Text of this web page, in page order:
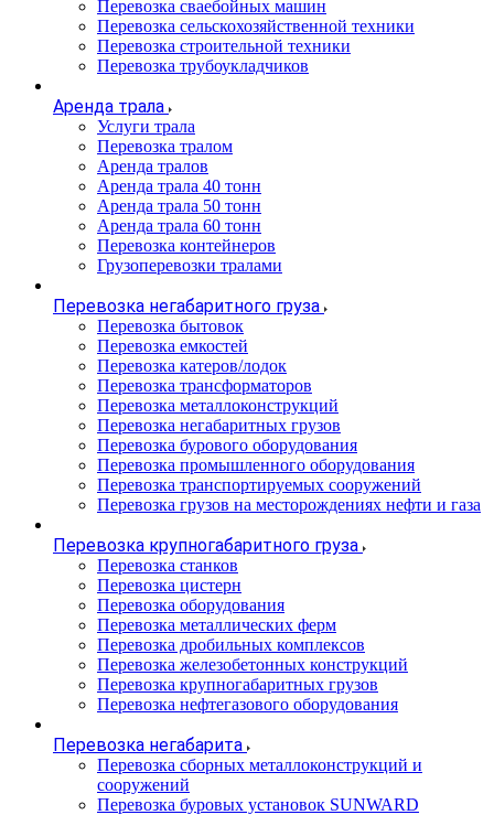
Перевозка сваебойных машин
Перевозка сельскохозяйственной техники
Перевозка строительной техники
Перевозка трубоукладчиков
Аренда трала
Услуги трала
Перевозка тралом
Аренда тралов
Аренда трала 40 тонн
Аренда трала 50 тонн
Аренда трала 60 тонн
Перевозка контейнеров
Грузоперевозки тралами
Перевозка негабаритного груза
Перевозка бытовок
Перевозка емкостей
Перевозка катеров/лодок
Перевозка трансформаторов
Перевозка металлоконструкций
Перевозка негабаритных грузов
Перевозка бурового оборудования
Перевозка промышленного оборудования
Перевозка транспортируемых сооружений
Перевозка грузов на месторождениях нефти и газа
Перевозка крупногабаритного груза
Перевозка станков
Перевозка цистерн
Перевозка оборудования
Перевозка металлических ферм
Перевозка дробильных комплексов
Перевозка железобетонных конструкций
Перевозка крупногабаритных грузов
Перевозка нефтегазового оборудования
Перевозка негабарита
Перевозка сборных металлоконструкций и
сооружений
Перевозка буровых установок SUNWARD